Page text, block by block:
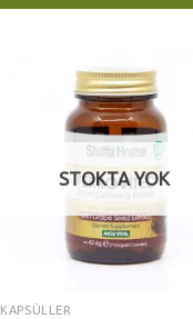
STOKTA YOK
KAPSÜLLER